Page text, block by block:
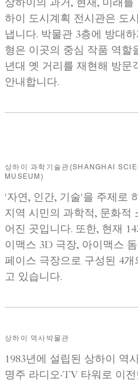
상하이의 과거, 현재, 미래
하이 도시계획 전시관은 도
냅니다. 박물관 3층에 방대
형은 이곳의 중심 작품 역할
년대 옛 거리를 재현해 방문
안내합니다.
상하이 과학기술관(SHANGHAI
MUSEUM)
'자연, 인간, 기술'을 주제로
지역 시민의 과학적, 문화적
어진 곳입니다. 또한, 현재
이맥스 3D 극장, 아이맥스
페이스 극장으로 구성된 4
고 있습니다.
상하이 역사박물관
1983년에 설립된 상하이 역
명주 라디오·TV 타워로 이